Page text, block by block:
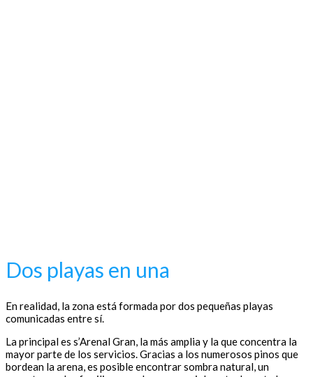
Dos playas en una
En realidad, la zona está formada por dos pequeñas playas
comunicadas entre sí.
La principal es s’Arenal Gran, la más amplia y la que concentra la
mayor parte de los servicios. Gracias a los numerosos pinos que
bordean la arena, es posible encontrar sombra natural, un